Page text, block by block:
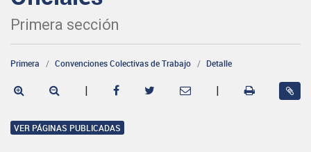
Primera sección
Primera Convenciones Colectivas de Trabajo Detalle
| |
VER PÁGINAS PUBLICADAS